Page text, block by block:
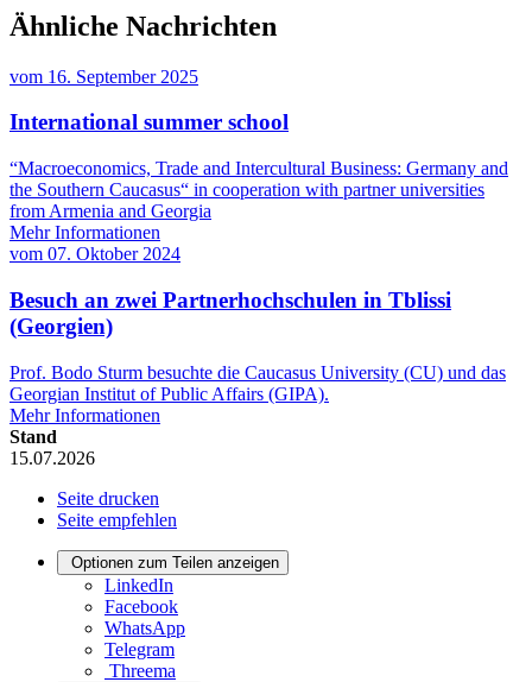
Ähnliche Nachrichten
vom 16. September 2025
International summer school
“Macroeconomics, Trade and Intercultural Business: Germany and
the Southern Caucasus“ in cooperation with partner universities
from Armenia and Georgia
Mehr Informationen
vom 07. Oktober 2024
Besuch an zwei Partnerhochschulen in Tblissi
(Georgien)
Prof. Bodo Sturm besuchte die Caucasus University (CU) und das
Georgian Institut of Public Affairs (GIPA).
Mehr Informationen
Stand
15.07.2026
Seite drucken
Seite empfehlen
Optionen zum Teilen anzeigen
LinkedIn
Facebook
WhatsApp
Telegram
Threema